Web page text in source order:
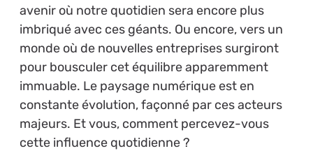
avenir où notre quotidien sera encore plus
imbriqué avec ces géants. Ou encore, vers un
monde où de nouvelles entreprises surgiront
pour bousculer cet équilibre apparemment
immuable. Le paysage numérique est en
constante évolution, façonné par ces acteurs
majeurs. Et vous, comment percevez-vous
cette influence quotidienne ?